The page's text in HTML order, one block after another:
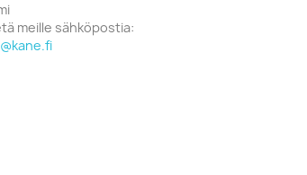
meille sähköpostia: